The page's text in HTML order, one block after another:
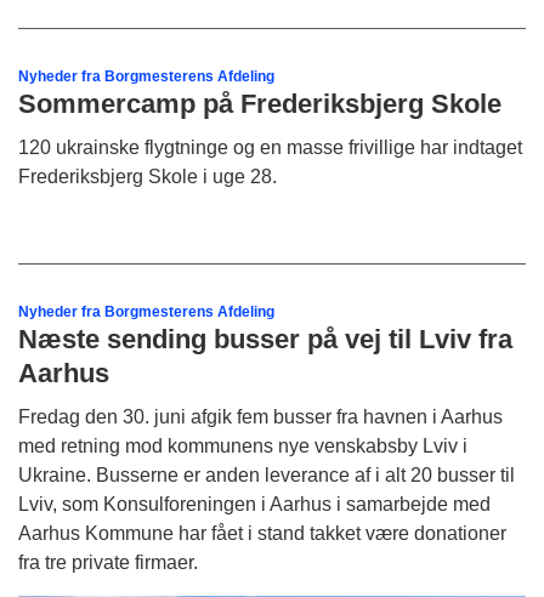
Nyheder fra Borgmesterens Afdeling
Sommercamp på Frederiksbjerg Skole
120 ukrainske flygtninge og en masse frivillige har indtaget
Frederiksbjerg Skole i uge 28.
Nyheder fra Borgmesterens Afdeling
Næste sending busser på vej til Lviv fra
Aarhus
Fredag den 30. juni afgik fem busser fra havnen i Aarhus
med retning mod kommunens nye venskabsby Lviv i
Ukraine. Busserne er anden leverance af i alt 20 busser til
Lviv, som Konsulforeningen i Aarhus i samarbejde med
Aarhus Kommune har fået i stand takket være donationer
fra tre private firmaer.